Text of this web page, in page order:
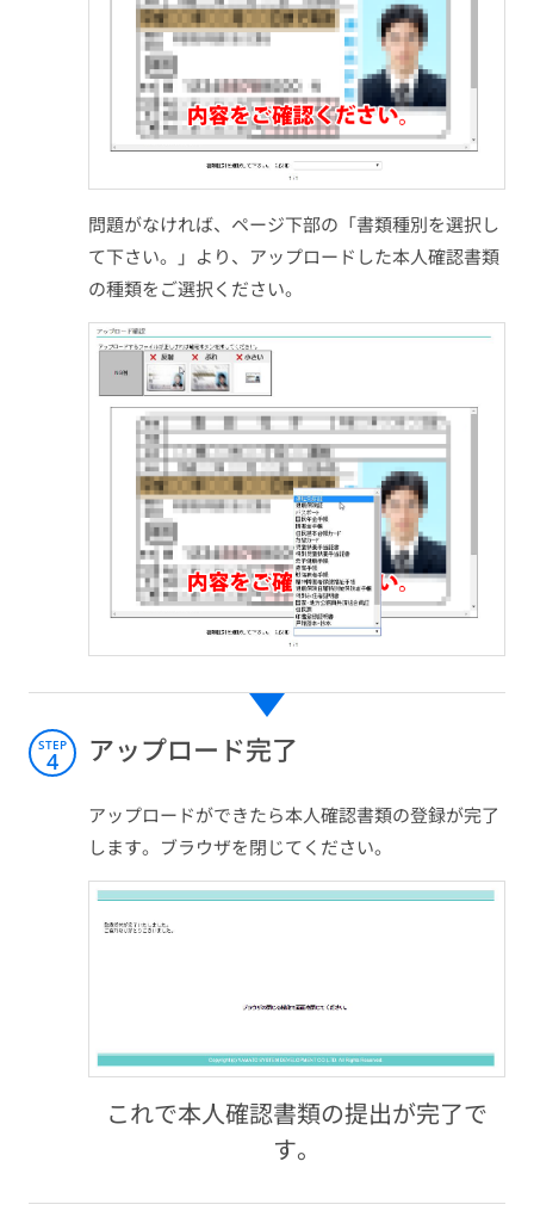
問題がなければ、ページ下部の「書類種別を選択し
て下さい。」より、アップロードした本人確認書類
の種類をご選択ください。
STEP
4 アップロード完了
アップロードができたら本人確認書類の登録が完了
します。ブラウザを閉じてください。
これで本人確認書類の提出が完了で
す。